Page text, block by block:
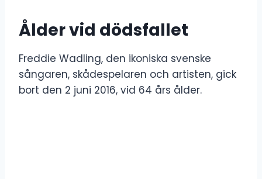
Ålder vid dödsfallet
Freddie Wadling, den ikoniska svenske
sångaren, skådespelaren och artisten, gick
bort den 2 juni 2016, vid 64 års ålder.